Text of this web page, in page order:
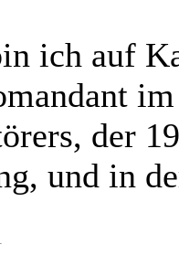
ich auf
der
und in